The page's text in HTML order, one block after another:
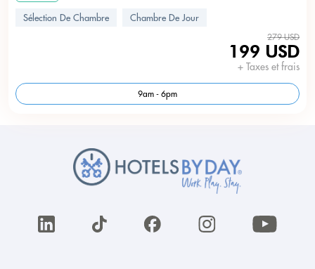
Sélection De Chambre Chambre De Jour
279 USD
199 USD
+ Taxes et frais
9am - 6pm